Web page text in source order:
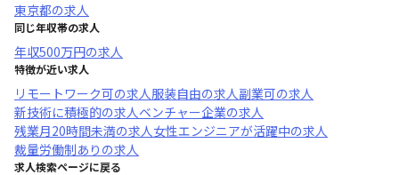
東京都の求人
同じ年収帯の求人
年収500万円の求人
特徴が近い求人
リモートワーク可の求人服装自由の求人副業可の求人
新技術に積極的の求人ベンチャー企業の求人
残業月20時間未満の求人女性エンジニアが活躍中の求人
裁量労働制あり の求人
求人検索ページに戻る